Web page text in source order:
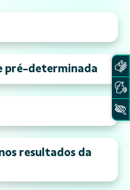
pré-determinada
resultados da